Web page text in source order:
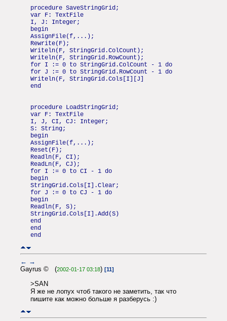
procedure SaveStringGrid;
var F: TextFile
I, J: Integer;
begin
AssignFile(f,...);
Rewrite(F);
Writeln(F, StringGrid.ColCount);
Writeln(F, StringGrid.RowCount);
for I := 0 to StringGrid.ColCount - 1 do
for J := 0 to StringGrid.RowCount - 1 do
Writeln(F, StringGrid.Cols[I][J]
end
procedure LoadStringGrid;
var F: TextFile
I, J, CI, CJ: Integer;
S: String;
begin
AssignFile(f,...);
Reset(F);
Readln(F, CI);
ReadLn(F, CJ);
for I := 0 to CI - 1 do
begin
StringGrid.Cols[I].Clear;
for J := 0 to CJ - 1 do
begin
Readln(F, S);
StringGrid.Cols[I].Add(S)
end
end
end
← →
Gayrus © (2002-01-17 03:18) [11]
>SAN
Я же не лопух чтоб такого не заметить, так что
пишите как можно больше я разберусь :)